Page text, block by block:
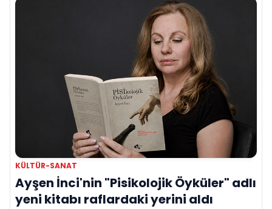
KÜLTÜR-SANAT
Ayşen İnci'nin "Pisikolojik Öyküler" adlı
yeni kitabı raflardaki yerini aldı